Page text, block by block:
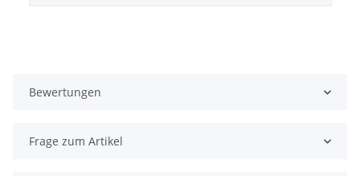
Bewertungen
Frage zum Artikel